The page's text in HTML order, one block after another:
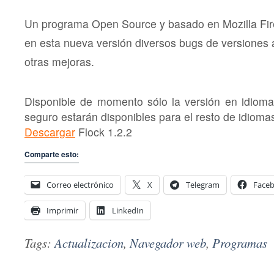
Un programa Open Source y basado en Mozilla
en esta nueva versión diversos bugs de versiones
otras mejoras.
Disponible de momento sólo la versión en
seguro estarán disponibles para el resto de
Descargar Flock 1.2.2
Comparte esto:
Correo electrónico X Telegram
Imprimir LinkedIn
Tags:Actualizacion,Navegador web, Programas